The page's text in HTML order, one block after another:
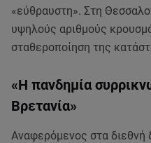
«εύθραυστη». Στη
υψηλούς αριθμούς
σταθεροποίηση της
«Η πανδημία
Βρετανία»
Αναφερόμενος στα διεθνή